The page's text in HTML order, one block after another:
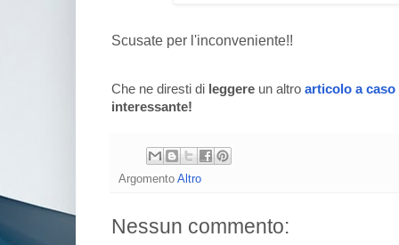
Scusate per l'inconveniente!!
Che ne diresti di leggere un altro articolo a caso
interessante!
Argomento Altro
Nessun commento: